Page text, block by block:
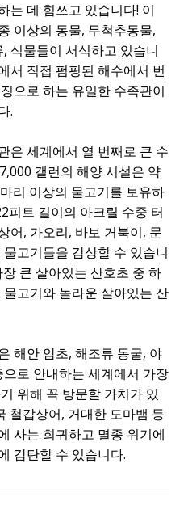
는 데 힘쓰고 있습니다! 이
이상의 동물, 무척추동물,
식물들이 서식하고 있습니
서 직접 펌핑된 해수에서 번
으로 하는 유일한 수족관이
.
은 세계에서 열 번째로 큰 수
갤런의 해양 시설은 약
리 이상의 물고기를 보유하
피트 길이의 아크릴 수중 터
어, 가오리, 바보 거북이, 문
고기들을 감상할 수 있습니
큰 살아있는 산호초 중 하
고기와 놀라운 살아있는 산
해안 암초, 해조류 동굴, 야
로 안내하는 세계에서 가장
위해 꼭 방문할 가치가 있
철갑상어, 거대한 도마뱀 등
사는 희귀하고 멸종 위기에
감탄할 수 있습니다.